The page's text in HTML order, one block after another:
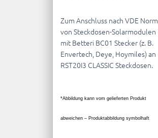
Zum Anschluss nach VDE Norm
von Steckdosen-Solarmodulen
mit Betteri BC01 Stecker (z. B.
Envertech, Deye, Hoymiles) an
RST20I3 CLASSIC Steckdosen.
*Abbildung kann vom gelieferten Produkt
abweichen – Produktabbildung symbolhaft